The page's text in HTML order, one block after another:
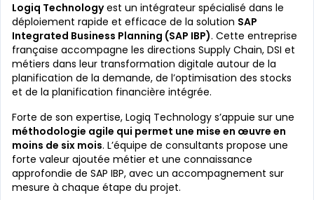
Logiq Technologyest un intégrateur spécialisé dans le
déploiement rapide et efficace de la solution SAP
Integrated Business Planning (SAP IBP). Cette entreprise
française accompagne les directions Supply Chain, DSI et
métiers dans leur transformation digitale autour de la
planification de la demande, de l’optimisation des stocks
et de la planification financière intégrée.
Forte de son expertise, Logiq Technology s’appuie sur une
méthodologie agile qui permet une mise en œuvre en
moins de six mois. L’équipe de consultants propose une
forte valeur ajoutée métier et une connaissance
approfondie de SAP IBP, avec un accompagnement sur
mesure à chaque étape du projet.